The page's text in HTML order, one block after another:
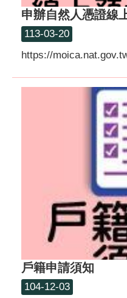
申辦自然人憑證線
113-03-20
https://
戶籍申請須知
104-12-03